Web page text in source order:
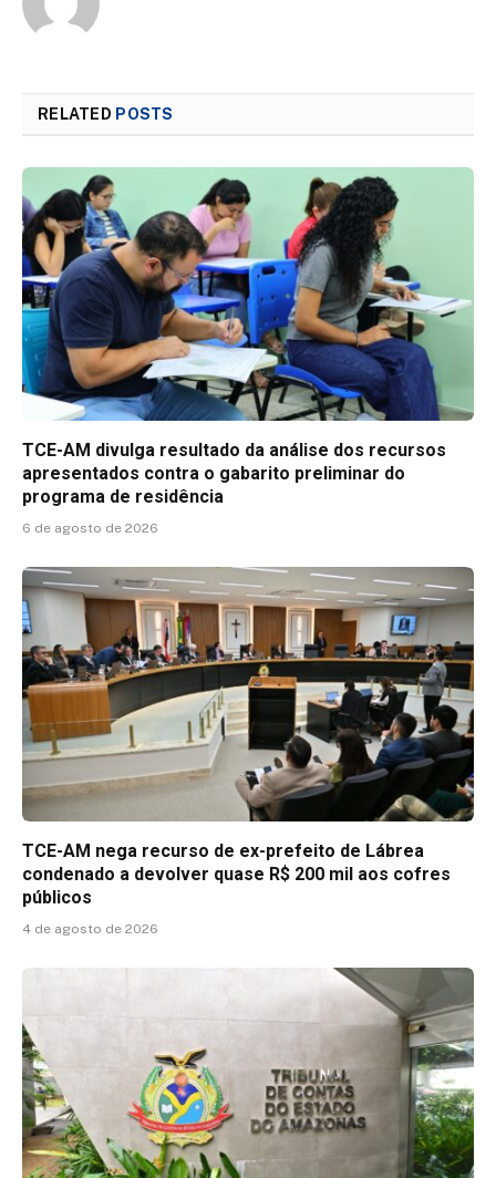
RELATED POSTS
TCE-AM divulga resultado da análise dos recursos
apresentados contra o gabarito preliminar do
programa de residência
6 de agosto de 2026
TCE-AM nega recurso de ex-prefeito de Lábrea
condenado a devolver quase R$ 200 mil aos cofres
públicos
4 de agosto de 2026